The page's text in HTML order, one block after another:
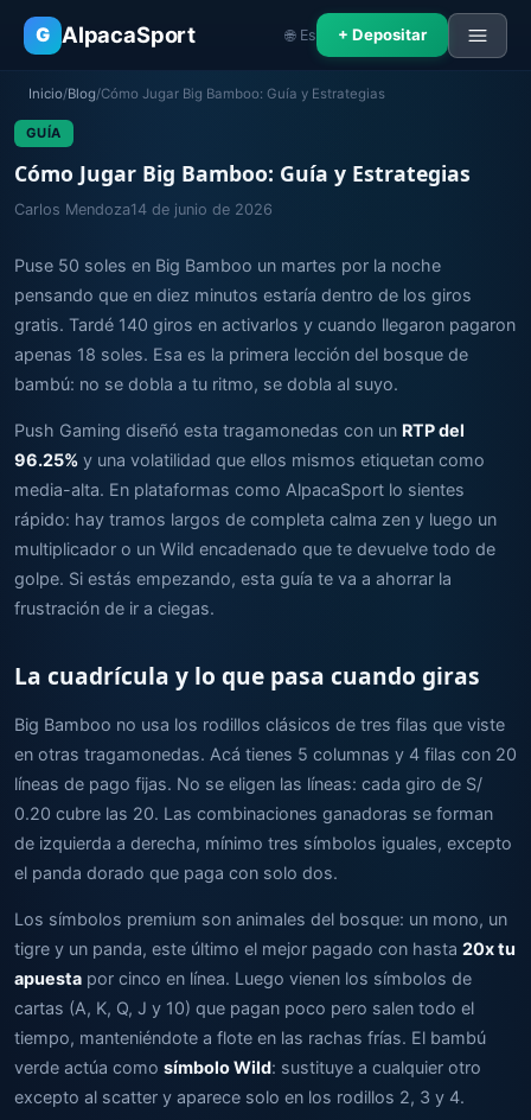
G AlpacaSport 🌐 Es + Depositar
Inicio/Blog/Cómo Jugar Big Bamboo: Guía y Estrategias
GUÍA
Cómo Jugar Big Bamboo: Guía y Estrategias
Carlos Mendoza14 de junio de 2026
Puse 50 soles en Big Bamboo un martes por la noche
pensando que en diez minutos estaría dentro de los giros
gratis. Tardé 140 giros en activarlos y cuando llegaron pagaron
apenas 18 soles. Esa es la primera lección del bosque de
bambú: no se dobla a tu ritmo, se dobla al suyo.
Push Gaming diseñó esta tragamonedas con un RTP del
96.25% y una volatilidad que ellos mismos etiquetan como
media-alta. En plataformas como AlpacaSport lo sientes
rápido: hay tramos largos de completa calma zen y luego un
multiplicador o un Wild encadenado que te devuelve todo de
golpe. Si estás empezando, esta guía te va a ahorrar la
frustración de ir a ciegas.
La cuadrícula y lo que pasa cuando giras
Big Bamboo no usa los rodillos clásicos de tres filas que viste
en otras tragamonedas. Acá tienes 5 columnas y 4 filas con 20
líneas de pago fijas. No se eligen las líneas: cada giro de S/
0.20 cubre las 20. Las combinaciones ganadoras se forman
de izquierda a derecha, mínimo tres símbolos iguales, excepto
el panda dorado que paga con solo dos.
Los símbolos premium son animales del bosque: un mono, un
tigre y un panda, este último el mejor pagado con hasta 20x tu
apuesta por cinco en línea. Luego vienen los símbolos de
cartas (A, K, Q, J y 10) que pagan poco pero salen todo el
tiempo, manteniéndote a flote en las rachas frías. El bambú
verde actúa como símbolo Wild: sustituye a cualquier otro
excepto al scatter y aparece solo en los rodillos 2, 3 y 4.